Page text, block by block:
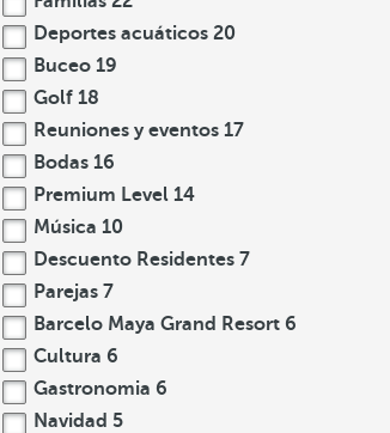
Deportes acuáticos 20
Buceo 19
Golf 18
Reuniones y eventos 17
Bodas 16
Premium Level 14
Música 10
Descuento Residentes 7
Parejas 7
Barcelo Maya Grand Resort 6
Cultura 6
Gastronomia 6
Navidad 5